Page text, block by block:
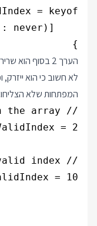
}
לא חשוב כי הוא ייזרק,
המפתחות שלא
= 10;